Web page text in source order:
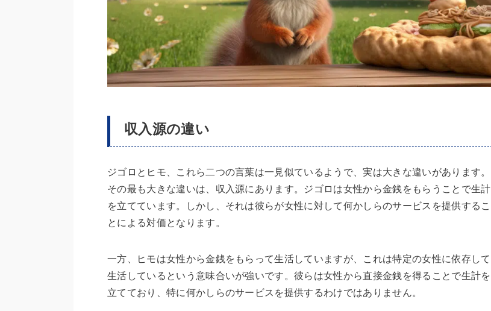
収入源の違い
ジゴロとヒモ、これら二つの言葉は一見似ているようで、実は大きな違いがあります。
その最も大きな違いは、収入源にあります。ジゴロは女性から金銭をもらうことで生計
を立てています。しかし、それは彼らが女性に対して何かしらのサービスを提供するこ
とによる対価となります。
一方、ヒモは女性から金銭をもらって生活していますが、これは特定の女性に依存して
生活しているという意味合いが強いです。彼らは女性から直接金銭を得ることで生計を
立てており、特に何かしらのサービスを提供するわけではありません。